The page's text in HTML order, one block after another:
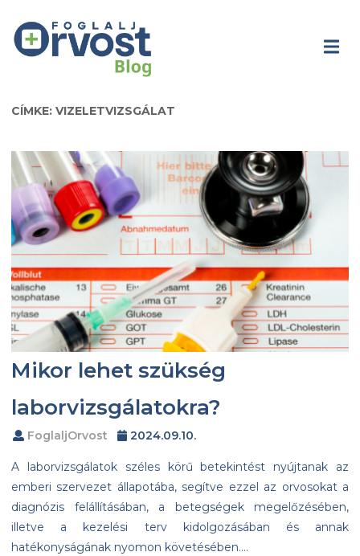
CÍMKE: VIZELETVIZSGÁLAT
Mikor lehet szükség
laborvizsgálatokra?
FoglaljOrvost 2024.09.10.
A laborvizsgálatok széles körű betekintést nyújtanak az
emberi szervezet állapotába, segítve ezzel az orvosokat a
diagnózis felállításában, a betegségek megelőzésében,
illetve a kezelési terv kidolgozásában és annak
hatékonyságának nyomon követésében….